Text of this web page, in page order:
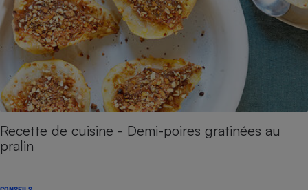
Recette de cuisine - Demi-poires gratinées au
pralin